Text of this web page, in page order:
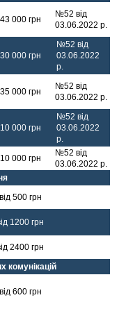
43 000 грн
№52 від
03.06.2022 р.
30 000 грн
№52 від
03.06.2022
р.
35 000 грн
№52 від
03.06.2022 р.
10 000 грн
№52 від
03.06.2022
р.
10 000 грн
№52 від
03.06.2022 р.
від 500 грн
1200 грн
2400 грн
комунікацій
від 600 грн